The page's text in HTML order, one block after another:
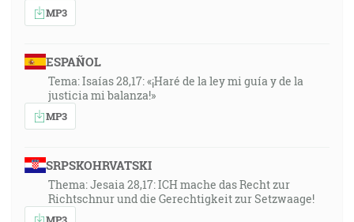
MP3
ESPAÑOL
Tema: Isaías 28,17: «¡Haré de la ley mi guía y de la
justicia mi balanza!»
MP3
SRPSKOHRVATSKI
Thema: Jesaia 28,17: ICH mache das Recht zur
Richtschnur und die Gerechtigkeit zur Setzwaage!